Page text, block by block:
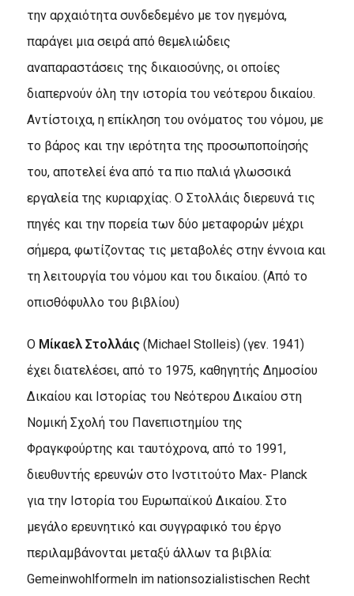
την αρχαιότητα συνδεδεμένο με τον ηγεμόνα,
παράγει μια σειρά από θεμελιώδεις
αναπαραστάσεις της δικαιοσύνης, οι οποίες
διαπερνούν όλη την ιστορία του νεότερου δικαίου.
Αντίστοιχα, η επίκληση του ονόματος του νόμου, με
το βάρος και την ιερότητα της προσωποποίησής
του, αποτελεί ένα από τα πιο παλιά γλωσσικά
εργαλεία της κυριαρχίας. Ο Στολλάις διερευνά τις
πηγές και την πορεία των δύο μεταφορών μέχρι
σήμερα, φωτίζοντας τις μεταβολές στην έννοια και
τη λειτουργία του νόμου και του δικαίου. (Από το
οπισθόφυλλο του βιβλίου)
Ο Μίκαελ Στολλάις(Michael Stolleis) (γεν. 1941)
έχει διατελέσει, από το 1975, καθηγητής Δημοσίου
Δικαίου και Ιστορίας του Νεότερου Δικαίου στη
Νομική Σχολή του Πανεπιστημίου της
Φραγκφούρτης και ταυτόχρονα, από το 1991,
διευθυντής ερευνών στο Ινστιτούτο Max- Planck
για την Ιστορία του Ευρωπαϊκού Δικαίου. Στο
μεγάλο ερευνητικό και συγγραφικό του έργο
περιλαμβάνονται μεταξύ άλλων τα βιβλία:
Gemeinwohlformeln im nationsozialistischen Recht